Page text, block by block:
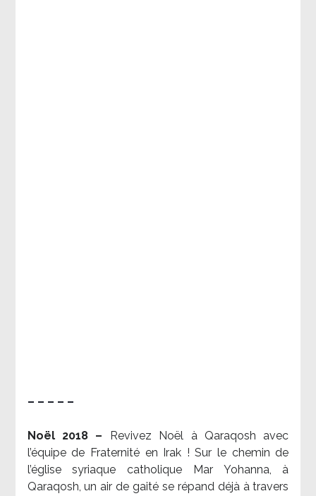
– – – – –
Noël 2018 –
Revivez Noël à Qaraqosh avec
l’équipe de Fraternité en Irak ! Sur le chemin de
l’église syriaque catholique Mar Yohanna, à
Qaraqosh, un air de gaité se répand déjà à travers